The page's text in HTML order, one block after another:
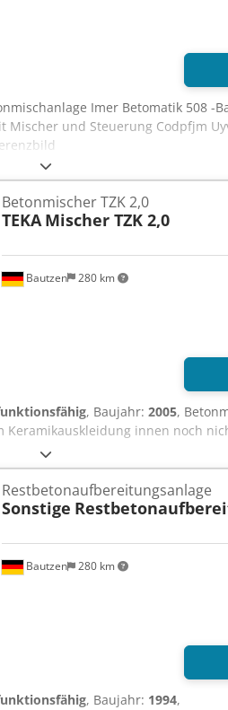
Imer Betomatik 508 -
Mischer und Steuerung Codpfjm
Bautzen 280 km
Betonmischer TZK 2,0
TEKA Mischer TZK 2,0
, Baujahr: 2005,
Keramikauskleidung innen noch
Bautzen 280 km
Restbetonaufbereitungsanlage
Sonstige
, Baujahr: 1994,